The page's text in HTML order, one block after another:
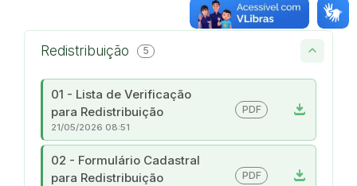
Redistribuição 5
01 - Lista de Verificação
para Redistribuição
download
PDF
21/05/2026 08:51
02 - Formulário Cadastral
para Redistribuição
download
PDF